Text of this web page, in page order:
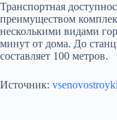
Транспортная
преимуществом
несколькими видами
минут от дома. До
составляет 100 метров.
Источник: